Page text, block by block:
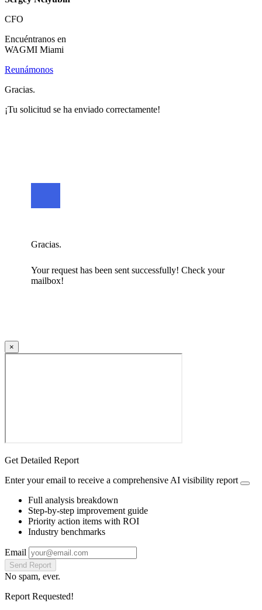
CFO
Encuéntranos en
WAGMI Miami
Reunámonos
Gracias.
¡Tu solicitud se ha enviado correctamente!
Gracias.
Your request has been sent successfully! Check your
mailbox!
×
Get Detailed Report
Enter your email to receive a comprehensive AI visibility report
Full analysis breakdown
Step-by-step improvement guide
Priority action items with ROI
Industry benchmarks
Email
Send Report
No spam, ever.
Report Requested!